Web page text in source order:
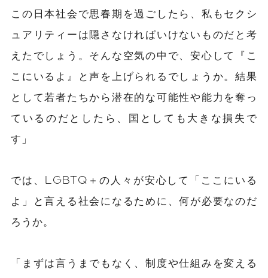
この日本社会で思春期を過ごしたら、私もセクシ
ュアリティーは隠さなければいけないものだと考
えたでしょう。そんな空気の中で、安心して『こ
こにいるよ』と声を上げられるでしょうか。結果
として若者たちから潜在的な可能性や能力を奪っ
ているのだとしたら、国としても大きな損失で
す」
では、LGBTQ＋の人々が安心して「ここにいる
よ」と言える社会になるために、何が必要なのだ
ろうか。
「まずは言うまでもなく、制度や仕組みを変える